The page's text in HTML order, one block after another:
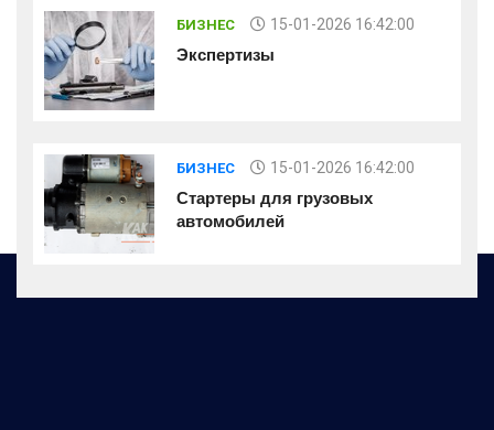
БИЗНЕС 15-01-2026 16:42:00
Экспертизы
БИЗНЕС 15-01-2026 16:42:00
Стартеры для грузовых
автомобилей